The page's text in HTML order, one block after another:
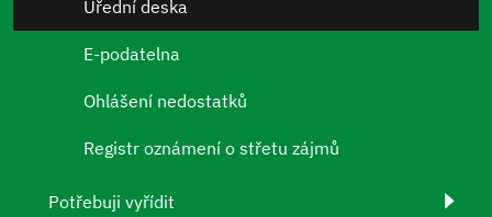
Úřední deska
E-podatelna
Ohlášení nedostatků
Registr oznámení o střetu zájmů
Potřebuji vyřídit